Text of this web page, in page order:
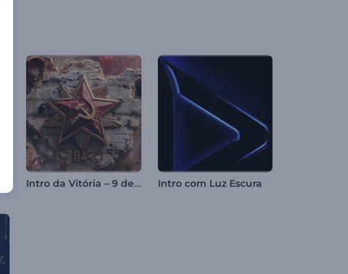
Intro da Vitória – 9 de Maio Intro com Luz Escura